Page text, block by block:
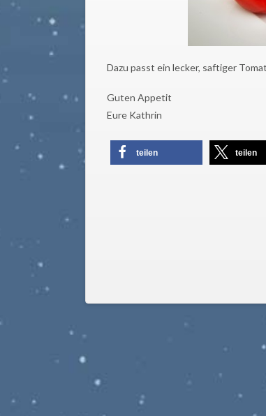
Dazu passt ein lecker, saftiger
Guten Appetit
Eure Kathrin
teilen teilen